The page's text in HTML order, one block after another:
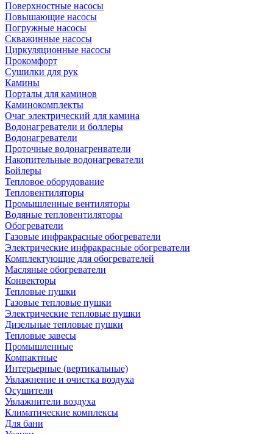
Поверхностные насосы
Повышающие насосы
Погружные насосы
Скважинные насосы
Циркуляционные насосы
Прокомфорт
Сушилки для рук
Камины
Порталы для каминов
Каминокомплекты
Очаг электрический для камина
Водонагреватели и боллеры
Водонагреватели
Проточные водонагренватели
Накопительные водонагреватели
Бойлеры
Тепловое оборудование
Тепловентиляторы
Промышленные вентиляторы
Водяные тепловентиляторы
Обогреватели
Газовые инфракрасные обогреватели
Электрические инфракрасные обогреватели
Комплектующие для обогревателей
Масляные обогреватели
Конвекторы
Тепловые пушки
Газовые тепловые пушки
Электрические тепловые пушки
Дизельные тепловые пушки
Тепловые завесы
Промышленные
Компактные
Интерьерные (вертикальные)
Увлажнение и очистка воздуха
Осушители
Увлажнители воздуха
Климатические комплексы
Для бани